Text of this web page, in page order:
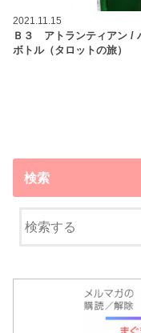
2021.11.15
Ｂ３ アトランティアン /
ボトル（タロットの旅）
検索